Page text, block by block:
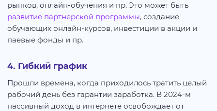
рынков, онлайн-обучения и пр. Это может быть
развитие партнерской программы, создание
обучающих онлайн-курсов, инвестиции в акции и
паевые фонды и пр.
4. Гибкий график
Прошли времена, когда приходилось тратить целый
рабочий день без гарантии заработка. В 2024-м
пассивный доход в интернете освобождает от